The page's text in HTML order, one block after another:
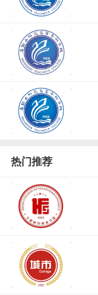
热门推荐